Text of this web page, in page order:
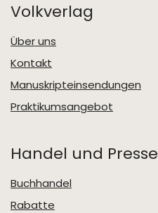
Volkverlag
Über uns
Kontakt
Manuskripteinsendungen
Praktikumsangebot
Handel und Presse
Buchhandel
Rabatte